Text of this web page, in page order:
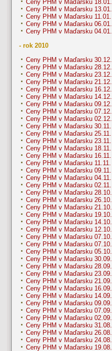
Ceny PHM v Maďarsku 18.01.
Ceny PHM v Maďarsku 13.01.
Ceny PHM v Maďarsku 11.01.
Ceny PHM v Maďarsku 06.01.
Ceny PHM v Maďarsku 04.01.
- rok 2010
Ceny PHM v Maďarsku 30.12.
Ceny PHM v Maďarsku 28.12.
Ceny PHM v Maďarsku 23.12.
Ceny PHM v Maďarsku 21.12.
Ceny PHM v Maďarsku 16.12.
Ceny PHM v Maďarsku 14.12.
Ceny PHM v Maďarsku 09.12.
Ceny PHM v Maďarsku 07.12.
Ceny PHM v Maďarsku 02.12.
Ceny PHM v Maďarsku 30.11.
Ceny PHM v Maďarsku 25.11.
Ceny PHM v Maďarsku 23.11.
Ceny PHM v Maďarsku 18.11.
Ceny PHM v Maďarsku 16.11.
Ceny PHM v Maďarsku 11.11.
Ceny PHM v Maďarsku 09.11.
Ceny PHM v Maďarsku 04.11.
Ceny PHM v Maďarsku 02.11.
Ceny PHM v Maďarsku 28.10.
Ceny PHM v Maďarsku 26.10.
Ceny PHM v Maďarsku 21.10.
Ceny PHM v Maďarsku 19.10.
Ceny PHM v Maďarsku 14.10.
Ceny PHM v Maďarsku 12.10.
Ceny PHM v Maďarsku 07.10.
Ceny PHM v Maďarsku 07.10.
Ceny PHM v Maďarsku 05.10.
Ceny PHM v Maďarsku 30.09.
Ceny PHM v Maďarsku 28.09.
Ceny PHM v Maďarsku 23.09.
Ceny PHM v Maďarsku 21.09.
Ceny PHM v Maďarsku 16.09.
Ceny PHM v Maďarsku 14.09.
Ceny PHM v Maďarsku 09.09.
Ceny PHM v Maďarsku 07.09.
Ceny PHM v Maďarsku 02.09.
Ceny PHM v Maďarsku 31.08.
Ceny PHM v Maďarsku 26.08.
Ceny PHM v Maďarsku 24.08.
Ceny PHM v Maďarsku 19.08.